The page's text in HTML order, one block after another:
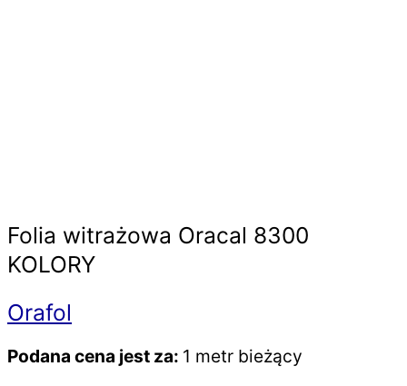
Folia witrażowa Oracal 8300
KOLORY
Orafol
Podana cena jest za: 1 metr bieżący